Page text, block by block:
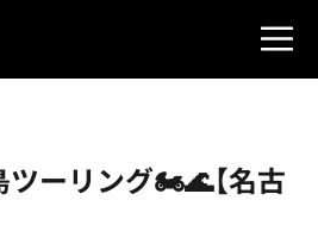
ーリング🏍🌊【名古